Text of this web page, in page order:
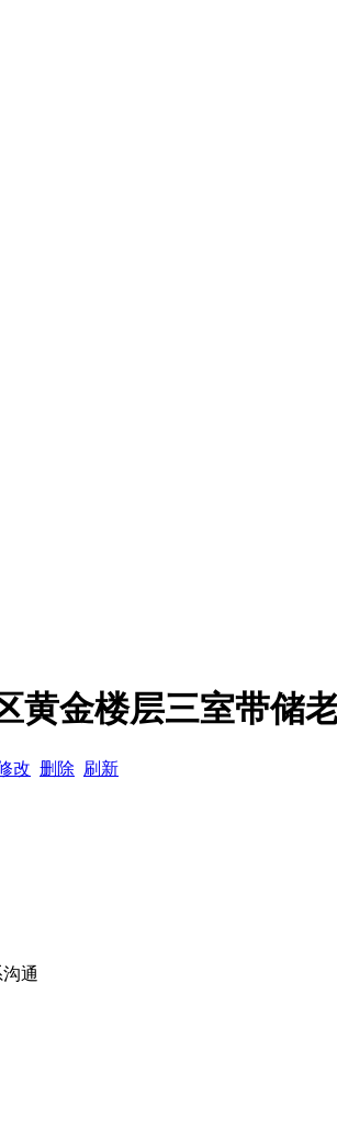
黄金楼层三室带储
改 删除 刷新